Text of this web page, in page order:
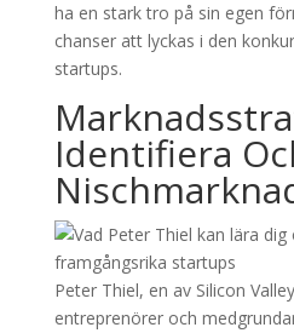
ha en stark tro på sin egen
chanser att lyckas i den
startups.
Identifiera
Peter Thiel, en av Silicon
entreprenörer och